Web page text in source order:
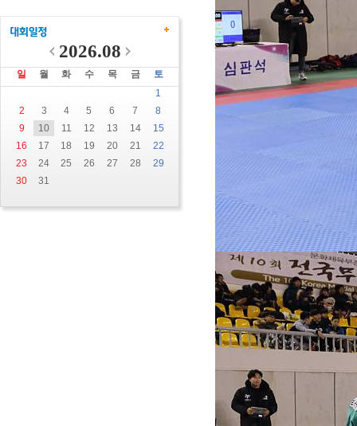
2026.08
일 월 화 수 목 금
토
1
2
3 4 5 6 7
8
9
10 11 12 13 14
15
16
17 18 19 20 21
22
23
24 25 26 27 28
29
30
31